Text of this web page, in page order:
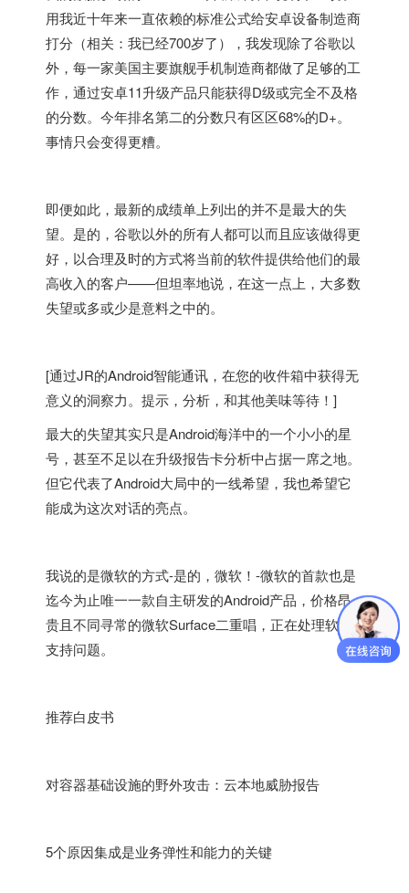
用我近十年来一直依赖的标准公式给安卓设备制造商
打分（相关：我已经700岁了），我发现除了谷歌以
外，每一家美国主要旗舰手机制造商都做了足够的工
作，通过安卓11升级产品只能获得D级或完全不及格
的分数。今年排名第二的分数只有区区68%的D+。
事情只会变得更糟。
即便如此，最新的成绩单上列出的并不是最大的失
望。是的，谷歌以外的所有人都可以而且应该做得更
好，以合理及时的方式将当前的软件提供给他们的最
高收入的客户——但坦率地说，在这一点上，大多数
失望或多或少是意料之中的。
[通过JR的Android智能通讯，在您的收件箱中获得无
意义的洞察力。提示，分析，和其他美味等待！]
最大的失望其实只是Android海洋中的一个小小的星
号，甚至不足以在升级报告卡分析中占据一席之地。
但它代表了Android大局中的一线希望，我也希望它
能成为这次对话的亮点。
我说的是微软的方式-是的，微软！-微软的首款也是
迄今为止唯一一款自主研发的Android产品，价格昂
贵且不同寻常的微软Surface二重唱，正在处理软件
支持问题。
推荐白皮书
对容器基础设施的野外攻击：云本地威胁报告
5个原因集成是业务弹性和能力的关键